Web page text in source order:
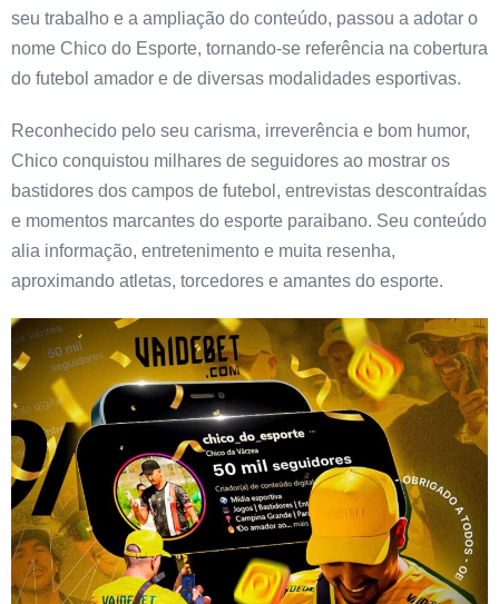
seu trabalho e a ampliação do conteúdo, passou a adotar o
nome Chico do Esporte, tornando-se referência na cobertura
do futebol amador e de diversas modalidades esportivas.
Reconhecido pelo seu carisma, irreverência e bom humor,
Chico conquistou milhares de seguidores ao mostrar os
bastidores dos campos de futebol, entrevistas descontraídas
e momentos marcantes do esporte paraibano. Seu conteúdo
alia informação, entretenimento e muita resenha,
aproximando atletas, torcedores e amantes do esporte.